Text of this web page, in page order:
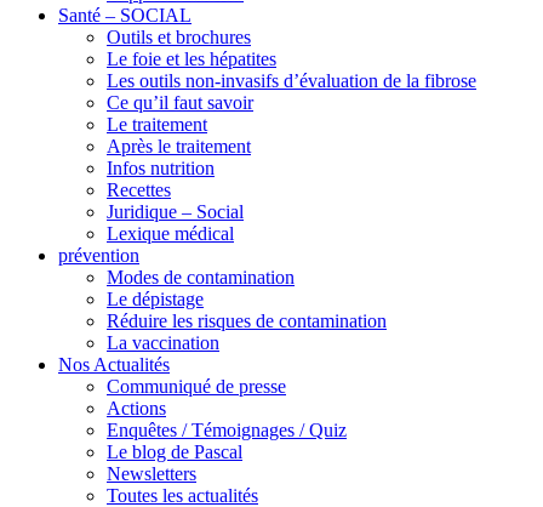
Santé – SOCIAL
Outils et brochures
Le foie et les hépatites
Les outils non-invasifs d’évaluation de la fibrose
Ce qu’il faut savoir
Le traitement
Après le traitement
Infos nutrition
Recettes
Juridique – Social
Lexique médical
prévention
Modes de contamination
Le dépistage
Réduire les risques de contamination
La vaccination
Nos Actualités
Communiqué de presse
Actions
Enquêtes / Témoignages / Quiz
Le blog de Pascal
Newsletters
Toutes les actualités